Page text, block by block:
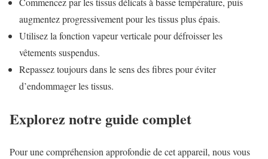
augmentez progressivement pour les tissus plus épais.
Utilisez la fonction vapeur verticale pour défroisser les
vêtements suspendus.
Repassez toujours dans le sens des fibres pour éviter
d’endommager les tissus.
Explorez notre guide complet
Pour une compréhension approfondie de cet appareil, nous vous